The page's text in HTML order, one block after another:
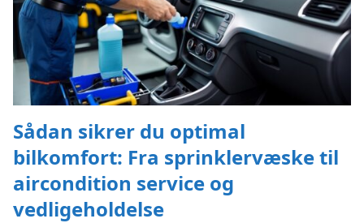
Sådan sikrer du optimal
bilkomfort: Fra sprinklervæske til
aircondition service og
vedligeholdelse